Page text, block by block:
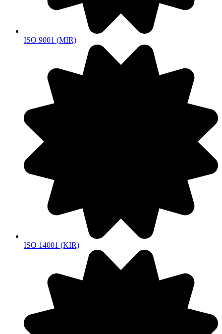
ISO 9001 (MIR)
ISO 14001 (KIR)